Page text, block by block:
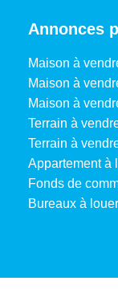
Annonces
Maison à
Maison à
Maison à
Terrain à
Terrain à
Appartement à
Fonds de
Bureaux à